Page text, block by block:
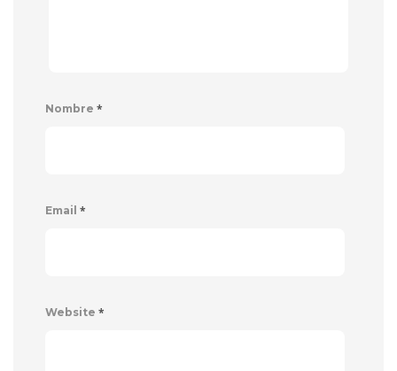
Nombre *
Email *
Website *